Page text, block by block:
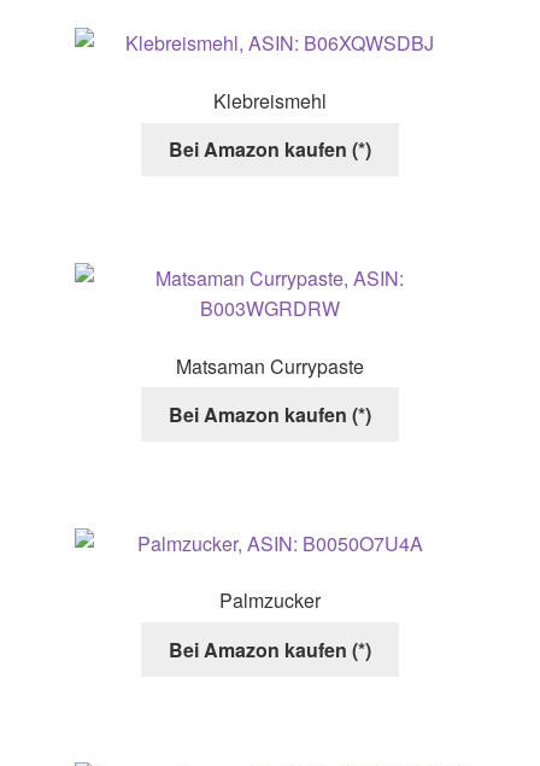
Klebreismehl
Bei Amazon kaufen (*)
Matsaman Currypaste
Bei Amazon kaufen (*)
Palmzucker
Bei Amazon kaufen (*)